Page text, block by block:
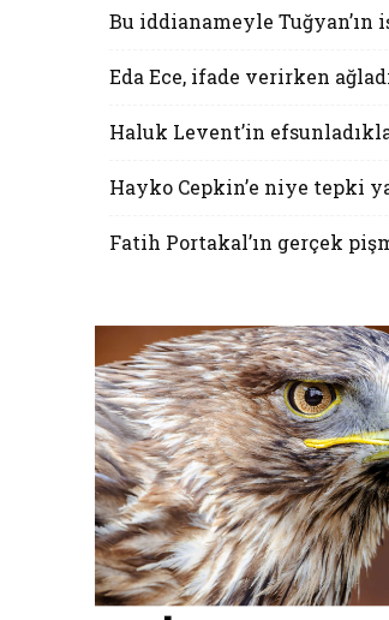
Bu iddianameyle Tuğyan’ın
Eda Ece, ifade verirken
Haluk Levent’in
Hayko Cepkin’e niye tepki
Fatih Portakal’ın gerçek